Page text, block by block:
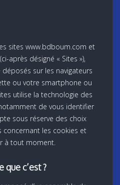
sites www.bdboum.com et
après désigné « Sites »),
sur les navigateurs
ou votre smartphone ou
utilise la technologie des
de vous identifier
sous réserve des choix
concernant les cookies et
à tout moment.
que c’est ?